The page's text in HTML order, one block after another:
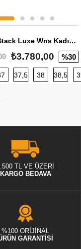
40,5 41 42 42,5
Mayze Stack Luxe Wns Kadın Sneaker
₺3.780,00 %30
37,5 38 38,5
TL VE ÜZERİ
KARGO BEDAVA
%100 ORİJİNAL
GARANTİSİ